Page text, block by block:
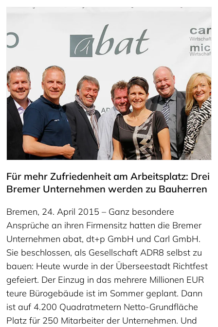
Für mehr Zufriedenheit am Arbeitsplatz: Drei
Bremer Unternehmen werden zu Bauherren
Bremen, 24. April 2015 – Ganz besondere
Ansprüche an ihren Firmensitz hatten die Bremer
Unternehmen abat, dt+p GmbH und Carl GmbH.
Sie beschlossen, als Gesellschaft ADR8 selbst zu
bauen: Heute wurde in der Überseestadt Richtfest
gefeiert. Der Einzug in das mehrere Millionen EUR
teure Bürogebäude ist im Sommer geplant. Dann
ist auf 4.200 Quadratmetern Netto-Grundfläche
Platz für 250 Mitarbeiter der Unternehmen. Und